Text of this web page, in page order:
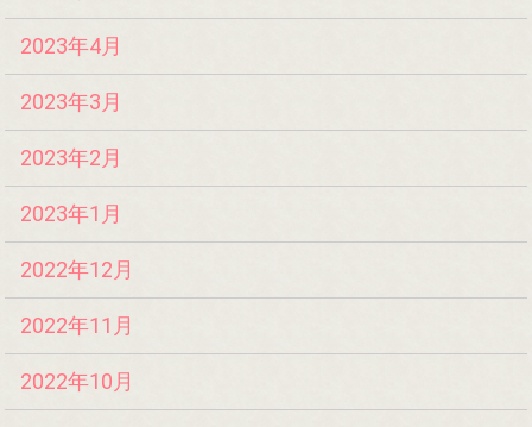
2023年4月
2023年3月
2023年2月
2023年1月
2022年12月
2022年11月
2022年10月